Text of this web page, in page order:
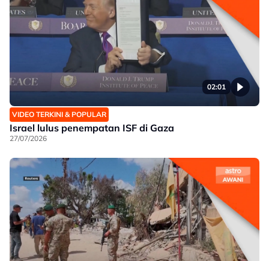
02:01
VIDEO TERKINI & POPULAR
Israel lulus penempatan ISF di Gaza
27/07/2026